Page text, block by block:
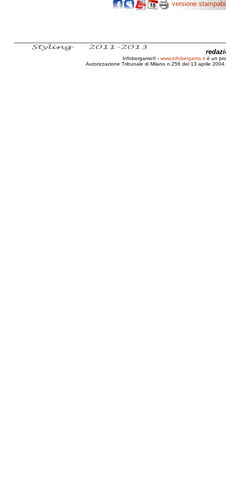
versione
Infobergamo® - www.infobergamo.it è un
Autorizzazione Tribunale di Milano n.256 del 13 aprile